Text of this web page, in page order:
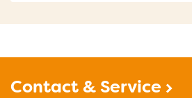
Contact & Service